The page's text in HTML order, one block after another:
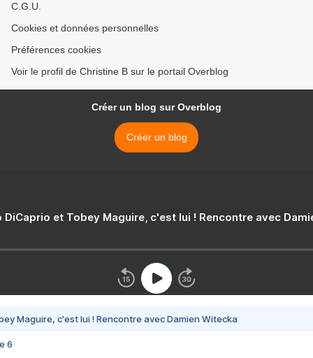
C.G.U.
Cookies et données personnelles
Préférences cookies
Voir le profil de Christine B sur le portail Overblog
Créer un blog sur Overblog
Créer un blog
DiCaprio et Tobey Maguire, c'est lui ! Rencontre avec
Maguire, c'est lui ! Rencontre avec Damien Witecka
6